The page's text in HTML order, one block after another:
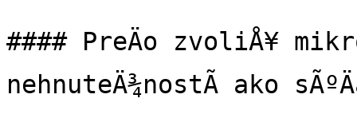
#### PreÄo zvoliÅ¥
nehnuteÄ¾nostÃ­ ako